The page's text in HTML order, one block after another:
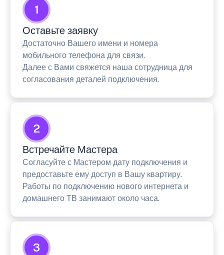
1
Оставьте заявку
Достаточно Вашего имени и номера
мобильного телефона для связи.
Далее с Вами свяжется наша сотрудница для
согласования деталей подключения.
2
Встречайте Мастера
Согласуйте с Мастером дату подключения и
предоставьте ему доступ в Вашу квартиру.
Работы по подключению нового интернета и
домашнего ТВ занимают около часа.
3